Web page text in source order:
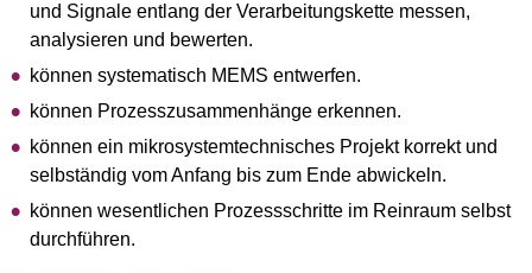
und Signale entlang der Verarbeitungskette messen,
analysieren und bewerten.
können systematisch MEMS entwerfen.
können Prozesszusammenhänge erkennen.
können ein mikrosystemtechnisches Projekt korrekt und
selbständig vom Anfang bis zum Ende abwickeln.
können wesentlichen Prozessschritte im Reinraum selbst
durchführen.